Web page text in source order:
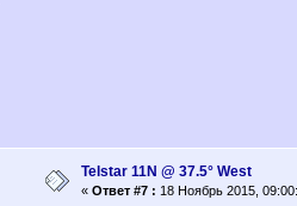
Telstar 11N @ 37.5° West
« Ответ #7 : 18 Ноябрь 2015,